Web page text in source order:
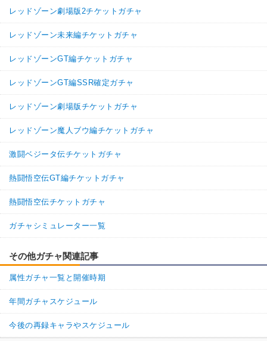
レッドゾーン劇場版2チケットガチャ
レッドゾーン未来編チケットガチャ
レッドゾーンGT編チケットガチャ
レッドゾーンGT編SSR確定ガチャ
レッドゾーン劇場版チケットガチャ
レッドゾーン魔人ブウ編チケットガチャ
激闘ベジータ伝チケットガチャ
熱闘悟空伝GT編チケットガチャ
熱闘悟空伝チケットガチャ
ガチャシミュレーター一覧
その他ガチャ関連記事
属性ガチャ一覧と開催時期
年間ガチャスケジュール
今後の再録キャラやスケジュール